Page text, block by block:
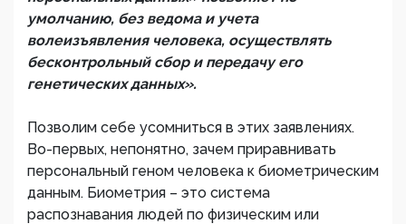
умолчанию, без ведома и учета
волеизъявления человека, осуществлять
бесконтрольный сбор и передачу его
генетических данных».
Позволим себе усомниться в этих заявлениях.
Во-первых, непонятно, зачем приравнивать
персональный геном человека к биометрическим
данным. Биометрия – это система
распознавания людей по физическим или